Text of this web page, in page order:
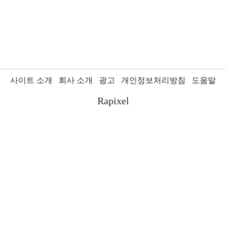
사이트 소개 회사 소개 광고 개인정보처리방침 도움말
Rapixel